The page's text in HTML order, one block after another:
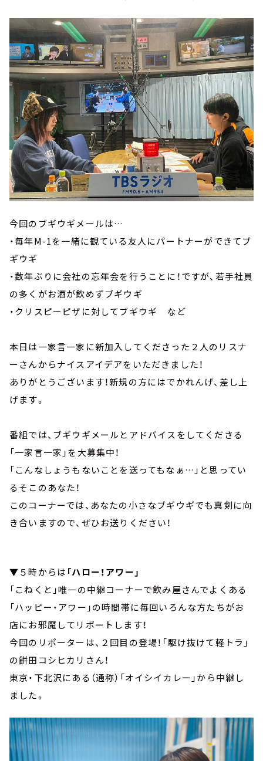
今回のブギウギメールは…
・毎年M-1を一緒に観ている友人にパートナーができてブ
ギウギ
・数年ぶりに会社の忘年会を行うことに！ですが、若手社員
の多くがお酒が飲めずブギウギ
・クリスピーピザに対してブギウギ など
本日は一家言一家に新加入してくださった２人のリスナ
ーさんからナイスアイデアをいただきました！
ありがとうございます！新規の方にはでかれんげ、差し上
げます。
番組では、ブギウギメールとアドバイスをしてくださる
「一家言一家」を大募集中！
「こんなしょうもないことを送ってもなぁ…」と思ってい
るそこのあなた！
このコーナーでは、あなたの小さなブギウギでも真剣に向
き合いますので、ぜひお送りください！
▼５時からは 「ハロー！アワー」
「こねくと」唯一の中継コーナーで飲み屋さんでよくある
「ハッピー・アワー」の時間帯に毎回いろんな方たちがお
店にお邪魔してリポートします！
今回のリポーターは、２回目の登場！「駆け抜けて軽トラ」
の餅田コシヒカリさん！
東京・下北沢にある（通称）「オイシイカレー」から中継し
ました。